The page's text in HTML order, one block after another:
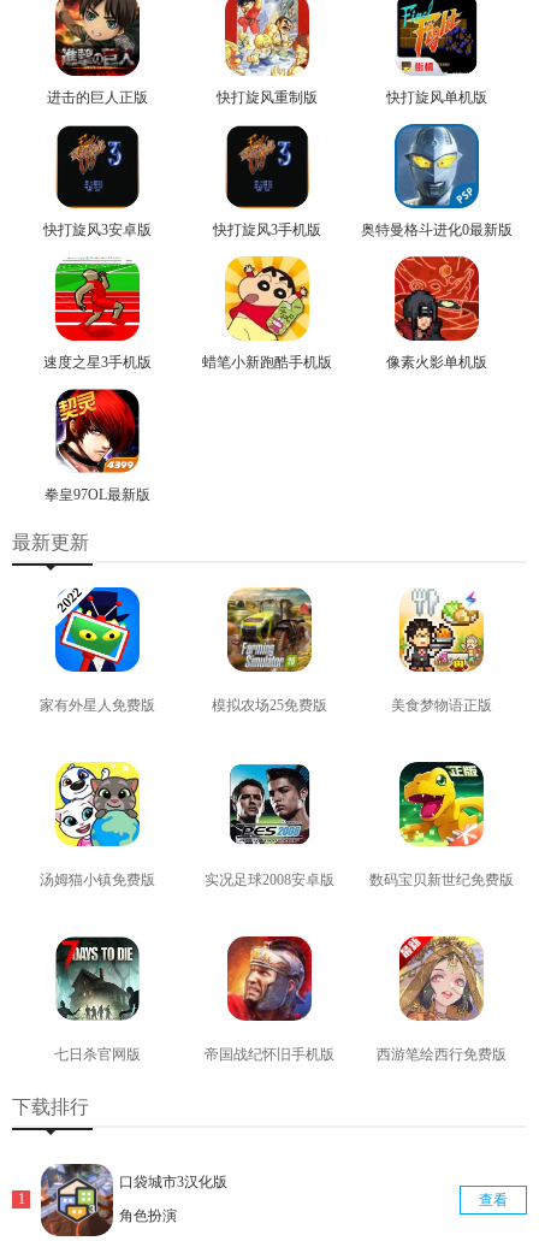
进击的巨人正版 快打旋风重制版 快打旋风单机版
快打旋风3安卓版 快打旋风3手机版 奥特曼格斗进化0最新版
速度之星3手机版 蜡笔小新跑酷手机版 像素火影单机版
拳皇97OL最新版
最新更新
家有外星人免费版 模拟农场25免费版 美食梦物语正版
汤姆猫小镇免费版 实况足球2008安卓版 数码宝贝新世纪免费版
七日杀官网版 帝国战纪怀旧手机版 西游笔绘西行免费版
下载排行
口袋城市3汉化版
角色扮演
查看